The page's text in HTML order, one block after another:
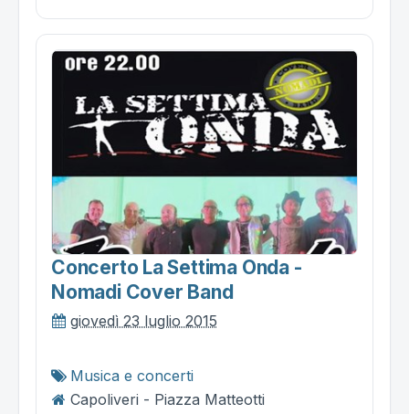
Concerto La Settima Onda -
Nomadi Cover Band
giovedì 23 luglio 2015
Musica e concerti
Capoliveri - Piazza Matteotti